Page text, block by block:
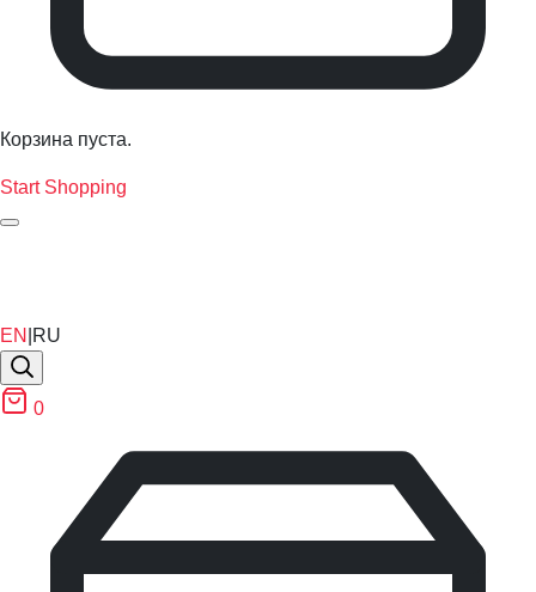
Корзина пуста.
Start Shopping
EN RU
0